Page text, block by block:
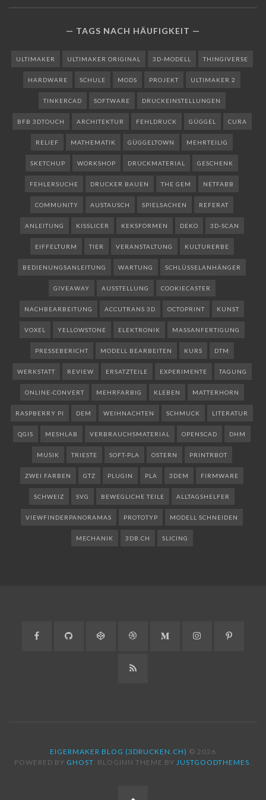
TAGS NACH HÄUFIGKEIT
ULTIMAKER ULTIMAKER ORIGINAL 3D-MODELL THINGIVERSE
HARDWARE SCHULE MODS PROJEKT ULTIMAKER 2
TINKERCAD SOFTWARE DRUCKEINSTELLUNGEN
BFB 3DTOUCH ARCHITEKTUR FEHLDRUCK GÜGGEL CURA
RELIEF MATHEMATIK GÜGGELTOWN MEHRTEILIG
SKETCHUP WORKSHOP DRUCKMATERIAL GESCHENK
FEHLERSUCHE DRUCKER BAUEN THE GEM NETFABB
COMMUNITY AUSTAUSCH SPIELSACHEN REFERAT
ANLEITUNG KISSLICER KEKSFORMEN DEKO 3D-SCAN
EIFFELTURM TIER VERANSTALTUNG KULTURERBE
BEDIENUNGSANLEITUNG WARTUNG SCHLÜSSELANHÄNGER
GIVEAWAY AUSSTELLUNG COOKIECASTER
NACHBEARBEITUNG ACCUTRANS 3D OCTOPRINT KUNST
VOXEL YELLOWSTONE ELEKTRONIK MASSANFERTIGUNG
PRESSEBERICHT MODELL BEARBEITEN KURS DTM
WERKSTATT REVIEW ERSATZTEILE EXPERIMENTE TAGUNG
ONLINE-CONVERT MEHRFARBIG KLEBEN MATTERHORN
RASPBERRY PI DEM WEIHNACHTEN SCHMUCK LITERATUR
QGIS MESHLAB VERBRAUCHSMATERIAL OPENSCAD DHM
MUSIK TRIESTE SOFT-PLA OSTERN PRINTRBOT
ZWEI FARBEN GTZ PLUGIN PLA 3DEM FIRMWARE
SCHWEIZ SVG BEWEGLICHE TEILE ALLTAGSHELFER
VIEWFINDERPANORAMAS PROTOTYP MODELL SCHNEIDEN
MECHANIK 3DB.CH SLICING
Facebook GitHub CodePen DribbbleMedium Instagram
RSS
EIGERMAKER BLOG (3DRUCKEN.CH) © 2026
POWERED BY GHOST. BLOGINN THEME BY JUSTGOODTHEMES.